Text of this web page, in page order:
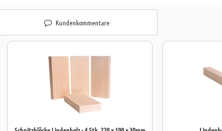
Kundenkommentare